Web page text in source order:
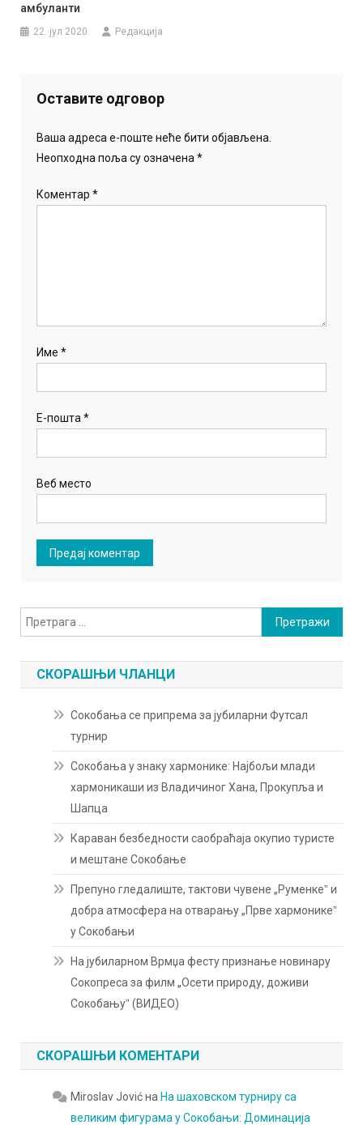
амбуланти
22. јул 2020. Редакција
Оставите одговор
Ваша адреса е-поште неће бити објављена.
Неопходна поља су означена*
Коментар*
Име*
Е-пошта*
Веб место
Претрага
за:
СКОРАШЊИ ЧЛАНЦИ
Сокобања се припрема за јубиларни Футсал
турнир
Сокобања у знаку хармонике: Најбољи млади
хармоникаши из Владичиног Хана, Прокупља и
Шапца
Караван безбедности саобраћаја окупио туристе
и мештане Сокобање
Препуно гледалиште, тактови чувене „Руменкеˮ и
добра атмосфера на отварању „Прве хармоникеˮ
у Сокобањи
На јубиларном Врмџа фесту признање новинару
Сокопреса за филм „Осети природу, доживи
Сокобањуˮ (ВИДЕО)
СКОРАШЊИ КОМЕНТАРИ
Miroslav Jovićна На шаховском турниру са
великим фигурама у Сокобањи: Доминација